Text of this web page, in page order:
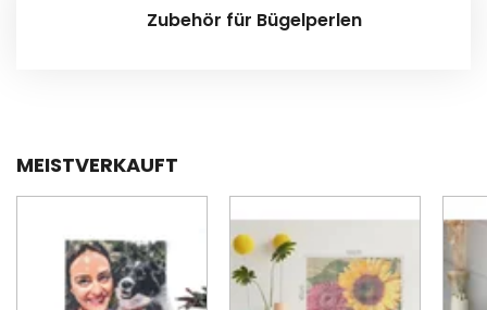
Zubehör für Bügelperlen
MEISTVERKAUFT